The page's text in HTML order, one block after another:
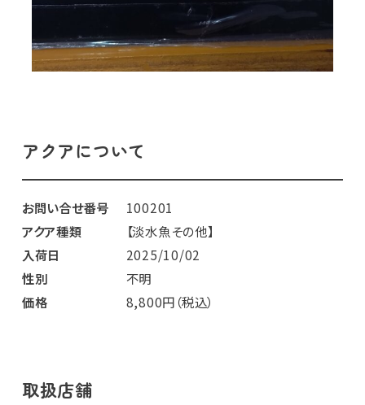
アクアについて
お問い合せ番号
100201
アクア種類
【淡水魚その他】
入荷日
2025/10/02
性別
不明
価格
8,800円（税込）
取扱店舗